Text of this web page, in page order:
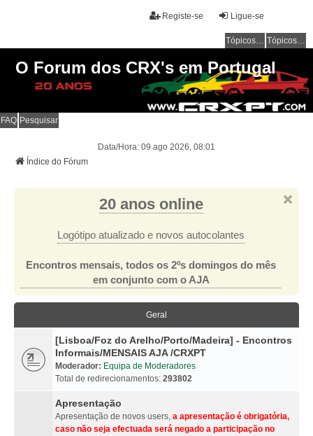
Ligue-se
Registe-se
Tópicos sem resposta Tópicos ativos
O Forum dos CRX's em Portugal
FAQ Pesquisar
Data/Hora: 09 ago 2026, 08:01
Índice do Fórum
20 anos online
Logótipo atualizado e novos autocolantes
Encontros mensais, todos os 2ºs domingos do mês
em conjunto com o AJA
Geral
[Lisboa/Foz do Arelho/Porto/Madeira] - Encontros
Informais/MENSAIS AJA /CRXPT
Moderador: Equipa de Moderadores
Total de redirecionamentos: 293802
Apresentação
Apresentação de novos users, a apresentação é obrigatória,
caso não seja efectuada será negado a participação no